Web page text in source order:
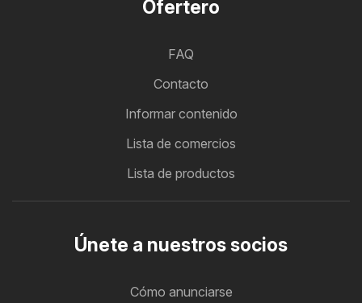
Ofertero
FAQ
Contacto
Informar contenido
Lista de comercios
Lista de productos
Únete a nuestros socios
Cómo anunciarse